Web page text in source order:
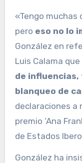
«Tengo muchas
pero eso no lo
González en
Luis Calama
de
blanqueo de
declaraciones a
premio ‘Ana
de Estados
González ha